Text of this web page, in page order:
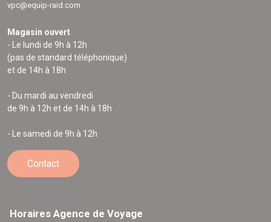
vpc@equip-raid.com
Magasin ouvert
- Le lundi de 9h à 12h
(pas de standard téléphonique)
et de 14h à 18h
- Du mardi au vendredi
de 9h à 12h et de 14h à 18h
- Le samedi de 9h à 12h
Contact
Horaires Agence de Voyage